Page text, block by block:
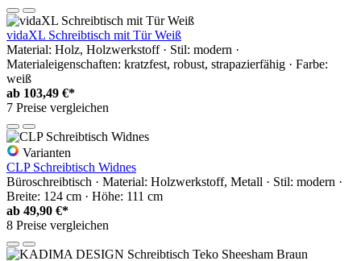
vidaXL Schreibtisch mit Tür Weiß
Material: Holz, Holzwerkstoff · Stil: modern ·
Materialeigenschaften: kratzfest, robust, strapazierfähig · Farbe:
weiß
ab 103,49 €*
7 Preise vergleichen
Varianten
CLP Schreibtisch Widnes
Büroschreibtisch · Material: Holzwerkstoff, Metall · Stil: modern ·
Breite: 124 cm · Höhe: 111 cm
ab 49,90 €*
8 Preise vergleichen